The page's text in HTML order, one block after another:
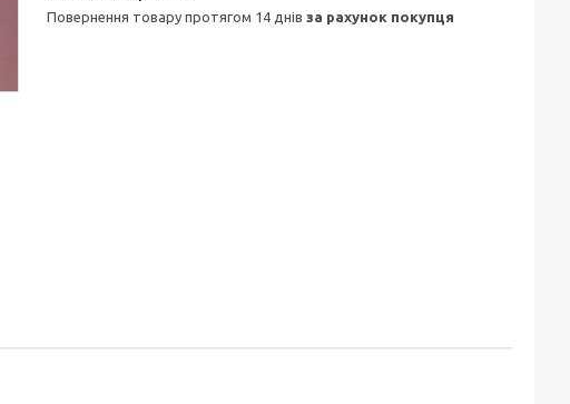
повернення товару протягом 14 днів за рахунок покупця